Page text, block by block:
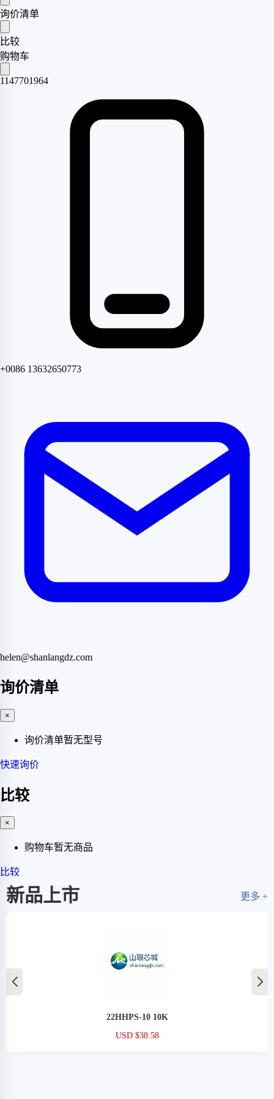
询价清单
比较
购物车
1147701964
+0086 13632650773
helen@shanlangdz.com
询价清单
×
询价清单暂无型号
快速询价
比较
×
购物车暂无商品
比较
新品上市 更多 +
22HHPS-10 10K
USD $38.58